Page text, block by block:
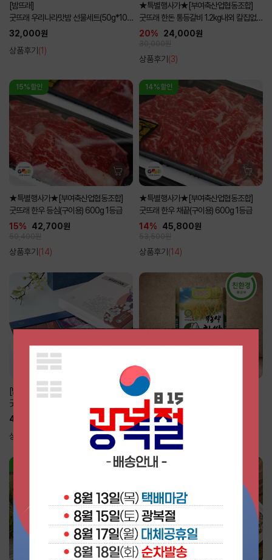
[밤뜨래]
굿뜨래 우리나라맛밤 선물세트(50g*10
입)
32,000원
상품후기 (1)
★특별행사가★[부여축산업협동조합]
굿뜨래 한돈 통등갈비 1.2kg내외 칼집없는
통포장
20% 24,000원
상품후기 (3)
15%할인
★특별행사가★[부여축산업협동조합]
굿뜨래 한우 등심(구이용) 600g 1등급
15%
42,700원
상품후기 (14)
14%할인
★특별행사가★[부여축산업협동조합]
굿뜨래 한우 채끝(구이용) 600g 1등급
14%
45,800원
상품후기 (14)
[밤뜨래]
굿뜨래 밤뜨래양갱선물세트
42,000원
상품후기
[부여군친환경쌀생산자협회]
무농약 찹쌀 4kg
24,900원
상품후기(0)